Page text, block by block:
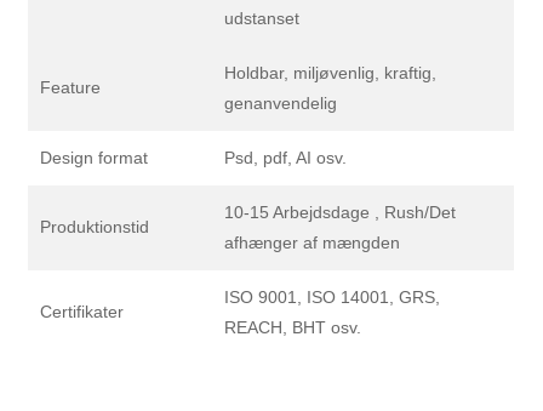
udstanset
Feature
Holdbar, miljøvenlig, kraftig,
genanvendelig
Design format Psd, pdf, AI osv.
Produktionstid
10-15 Arbejdsdage , Rush/Det
afhænger af mængden
Certifikater
ISO 9001, ISO 14001, GRS,
REACH, BHT osv.